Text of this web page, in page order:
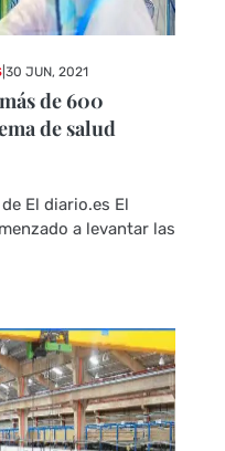
| 30 JUN, 2021
de 600
de salud
El diario.es El
a levantar las